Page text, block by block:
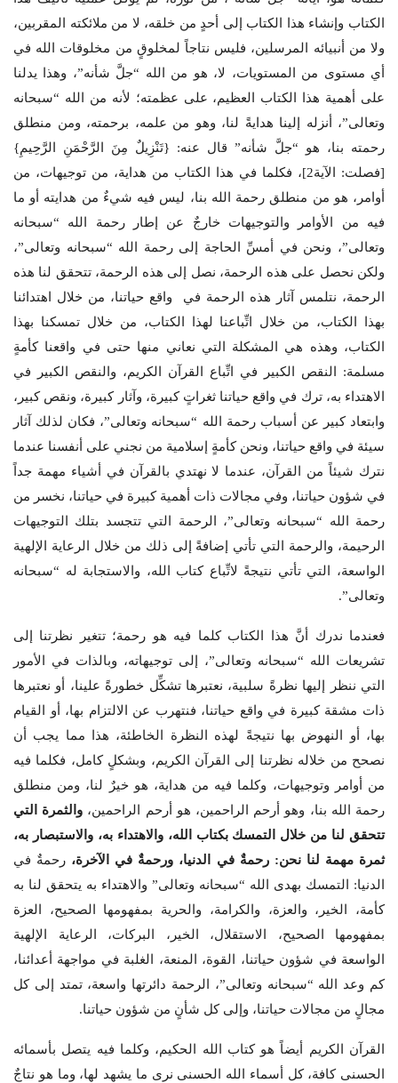
الكتاب وإنشاء هذا الكتاب إلى أحدٍ من خلقه، لا من ملائكته المقربين،
ولا من أنبيائه المرسلين، فليس نتاجاً لمخلوقٍ من مخلوقات الله في
أي مستوى من المستويات، لا، هو من الله “جلَّ شأنه”، وهذا يدلنا
على أهمية هذا الكتاب العظيم، على عظمته؛ لأنه من الله “سبحانه
وتعالى”، أنزله إلينا هدايةً لنا، وهو من علمه، برحمته، ومن منطلق
رحمته بنا، هو “جلَّ شأنه” قال عنه: {تَنْزِيلٌ مِنَ الرَّحْمَنِ الرَّحِيمِ}
[فصلت: الآية2]، فكلما في هذا الكتاب من هداية، من توجيهات، من
أوامر، هو من منطلق رحمة الله بنا، ليس فيه شيءٌ من هدايته أو ما
فيه من الأوامر والتوجيهات خارجٌ عن إطار رحمة الله “سبحانه
وتعالى”، ونحن في أمسِّ الحاجة إلى رحمة الله “سبحانه وتعالى”،
ولكن نحصل على هذه الرحمة، نصل إلى هذه الرحمة، تتحقق لنا هذه
الرحمة، نتلمس آثار هذه الرحمة في واقع حياتنا، من خلال اهتدائنا
بهذا الكتاب، من خلال اتِّباعنا لهذا الكتاب، من خلال تمسكنا بهذا
الكتاب، وهذه هي المشكلة التي نعاني منها حتى في واقعنا كأمةٍ
مسلمة: النقص الكبير في اتِّباع القرآن الكريم، والنقص الكبير في
الاهتداء به، ترك في واقع حياتنا ثغراتٍ كبيرة، وآثار كبيرة، ونقص كبير،
وابتعاد كبير عن أسباب رحمة الله “سبحانه وتعالى”، فكان لذلك آثار
سيئة في واقع حياتنا، ونحن كأمةٍ إسلامية من نجني على أنفسنا عندما
نترك شيئاً من القرآن، عندما لا نهتدي بالقرآن في أشياء مهمة جداً
في شؤون حياتنا، وفي مجالات ذات أهمية كبيرة في حياتنا، نخسر من
رحمة الله “سبحانه وتعالى”، الرحمة التي تتجسد بتلك التوجيهات
الرحيمة، والرحمة التي تأتي إضافةً إلى ذلك من خلال الرعاية الإلهية
الواسعة، التي تأتي نتيجةً لاتِّباع كتاب الله، والاستجابة له “سبحانه
وتعالى”.
فعندما ندرك أنَّ هذا الكتاب كلما فيه هو رحمة؛ تتغير نظرتنا إلى
تشريعات الله “سبحانه وتعالى”، إلى توجيهاته، وبالذات في الأمور
التي ننظر إليها نظرةً سلبية، نعتبرها تشكِّل خطورةً علينا، أو نعتبرها
ذات مشقة كبيرة في واقع حياتنا، فنتهرب عن الالتزام بها، أو القيام
بها، أو النهوض بها نتيجةً لهذه النظرة الخاطئة، هذا مما يجب أن
نصحح من خلاله نظرتنا إلى القرآن الكريم، وبشكلٍ كامل، فكلما فيه
من أوامر وتوجيهات، وكلما فيه من هداية، هو خيرٌ لنا، ومن منطلق
رحمة الله بنا، وهو أرحم الراحمين، هو أرحم الراحمين، والثمرة التي
تتحقق لنا من خلال التمسك بكتاب الله، والاهتداء به، والاستبصار به،
ثمرة مهمة لنا نحن: رحمةٌ في الدنيا، ورحمةٌ في الآخرة، رحمةٌ في
الدنيا: التمسك بهدى الله “سبحانه وتعالى” والاهتداء به يتحقق لنا به
كأمة، الخير، والعزة، والكرامة، والحرية بمفهومها الصحيح، العزة
بمفهومها الصحيح، الاستقلال، الخير، البركات، الرعاية الإلهية
الواسعة في شؤون حياتنا، القوة، المنعة، الغلبة في مواجهة أعدائنا،
كم وعد الله “سبحانه وتعالى”، الرحمة دائرتها واسعة، تمتد إلى كل
مجالٍ من مجالات حياتنا، وإلى كل شأنٍ من شؤون حياتنا.
القرآن الكريم أيضاً هو كتاب الله الحكيم، وكلما فيه يتصل بأسمائه
الحسنى كافة، كل أسماء الله الحسنى نرى ما يشهد لها، وما هو نتاجٌ